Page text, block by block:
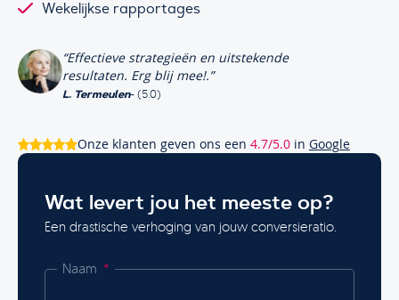
Wekelijkse rapportages
“Effectieve strategieën en uitstekende
resultaten. Erg blij mee!.”
L. Termeulen- (5.0)
Onze klanten geven ons een 4.7/5.0in Google
Wat levert jou het meeste op?
Een drastische verhoging van jouw conversieratio.
Naam